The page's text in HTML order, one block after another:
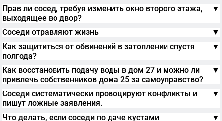
Прав ли сосед, требуя изменить окно второго этажа,
выходящее во двор?
▼
Соседи отравляют жизнь
▼
Как защититься от обвинений в затоплении спустя
полгода?
▼
Как восстановить подачу воды в дом 27 и можно ли
привлечь собственников дома 25 за самоуправство?
▼
Соседи систематически провоцируют конфликты и
пишут ложные заявления.
▼
Что делать, если соседи по даче кустами ▼